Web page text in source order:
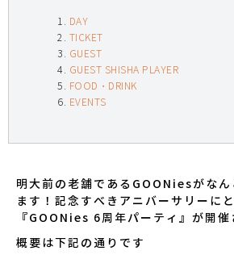
DAY
TICKET
GUEST
GUEST SHISHA PLAYER
FOOD・DRINK
EVENTS
明大前の老舗であるGOONiesがな
ます！記念すべきアニバーサリーにと
『GOONies 6周年パーティ』が開催
概要は下記の通りです